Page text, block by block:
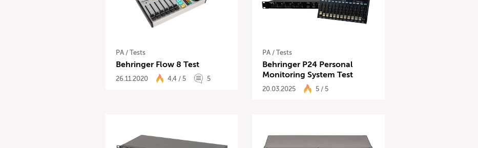
PA/ Tests
Behringer Flow 8 Test
26.11.2020 4,4 / 5 5
PA /Tests
Behringer P24 Personal
Monitoring System Test
20.03.2025 5 / 5